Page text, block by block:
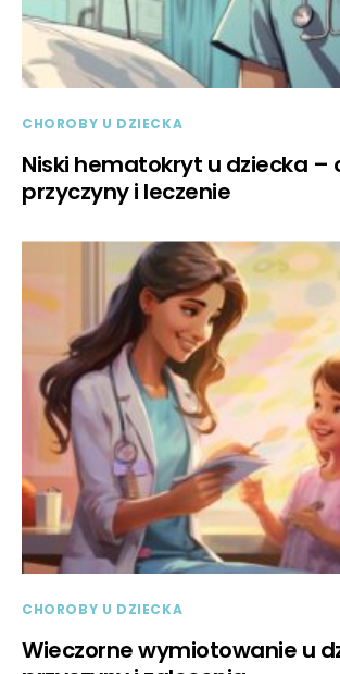
CHOROBY U DZIECKA
Niski hematokryt u dziecka –
przyczyny i leczenie
CHOROBY U DZIECKA
Wieczorne wymiotowanie u